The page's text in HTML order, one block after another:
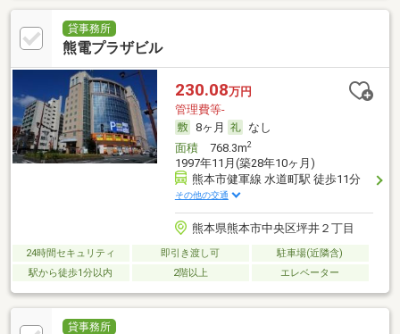
貸事務所
熊電プラザビル
230.08万円
管理費等-
8ヶ月
なし
面積768.3m2
1997年11月(築28年10ヶ月)
熊本市健軍線 水道町駅 徒歩11分
その他の交通
熊本県熊本市中央区坪井２丁目
24時間セキュリティ 即引き渡し可
駐車場(近隣含)
駅から徒歩1分以内
2階以上 エレベーター
貸事務所